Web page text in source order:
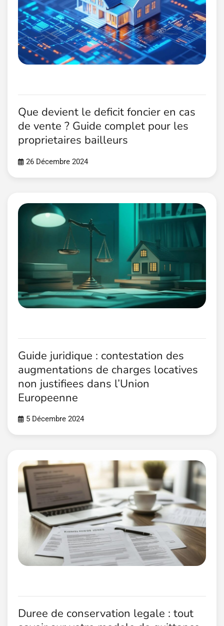
Que devient le deficit foncier en cas
de vente ? Guide complet pour les
proprietaires bailleurs
26 Décembre 2024
Guide juridique : contestation des
augmentations de charges locatives
non justifiees dans l’Union
Europeenne
5 Décembre 2024
Duree de conservation legale : tout